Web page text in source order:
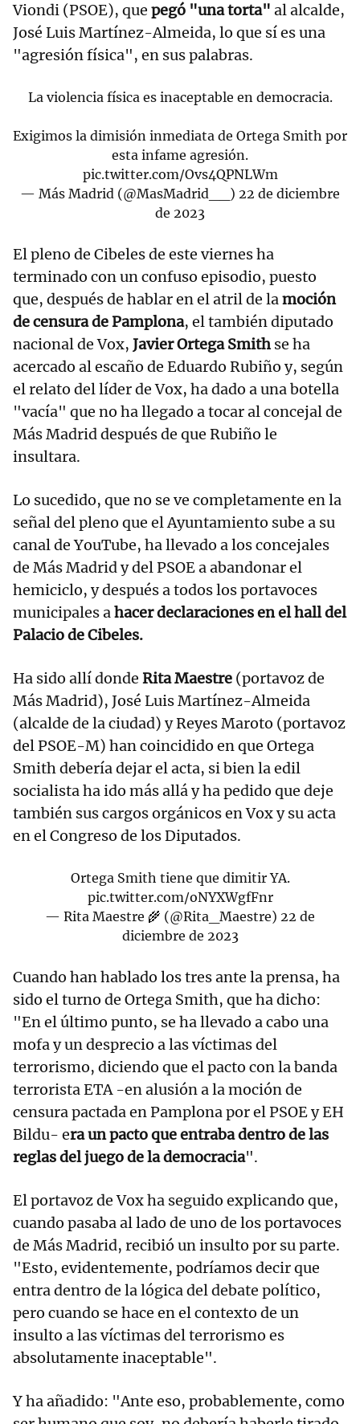
Viondi (PSOE), que pegó "una torta" al alcalde,
José Luis Martínez-Almeida, lo que sí es una
"agresión física", en sus palabras.
La violencia física es inaceptable en democracia.
Exigimos la dimisión inmediata de Ortega Smith por
esta infame agresión.
pic.twitter.com/Ovs4QPNLWm
— Más Madrid (@MasMadrid__) 22 de diciembre
de 2023
El pleno de Cibeles de este viernes ha
terminado con un confuso episodio, puesto
que, después de hablar en el atril de lamoción
de censura de Pamplona, el también diputado
nacional de Vox, Javier Ortega Smith se ha
acercado al escaño de Eduardo Rubiño y, según
el relato del líder de Vox, ha dado a una botella
"vacía" que no ha llegado a tocar al concejal de
Más Madrid después de que Rubiño le
insultara.
Lo sucedido, que no se ve completamente en la
señal del pleno que el Ayuntamiento sube a su
canal de YouTube, ha llevado a los concejales
de Más Madrid y del PSOE a abandonar el
hemiciclo, y después a todos los portavoces
municipales ahacer declaraciones en el hall del
Palacio de Cibeles.
Ha sido allí donde Rita Maestre (portavoz de
Más Madrid), José Luis Martínez-Almeida
(alcalde de la ciudad) y Reyes Maroto (portavoz
del PSOE-M) han coincidido en que Ortega
Smith debería dejar el acta, si bien la edil
socialista ha ido más allá y ha pedido que deje
también sus cargos orgánicos en Vox y su acta
en el Congreso de los Diputados.
Ortega Smith tiene que dimitir YA.
pic.twitter.com/oNYXWgfFnr
— Rita Maestre 🌾 (@Rita_Maestre) 22 de
diciembre de 2023
Cuando han hablado los tres ante la prensa, ha
sido el turno de Ortega Smith, que ha dicho:
"En el último punto, se ha llevado a cabo una
mofa y un desprecio a las víctimas del
terrorismo, diciendo que el pacto con la banda
terrorista ETA -en alusión a la moción de
censura pactada en Pamplona por el PSOE y EH
Bildu- era un pacto que entraba dentro de las
reglas del juego de la democracia".
El portavoz de Vox ha seguido explicando que,
cuando pasaba al lado de uno de los portavoces
de Más Madrid, recibió un insulto por su parte.
"Esto, evidentemente, podríamos decir que
entra dentro de la lógica del debate político,
pero cuando se hace en el contexto de un
insulto a las víctimas del terrorismo es
absolutamente inaceptable".
Y ha añadido: "Ante eso, probablemente, como